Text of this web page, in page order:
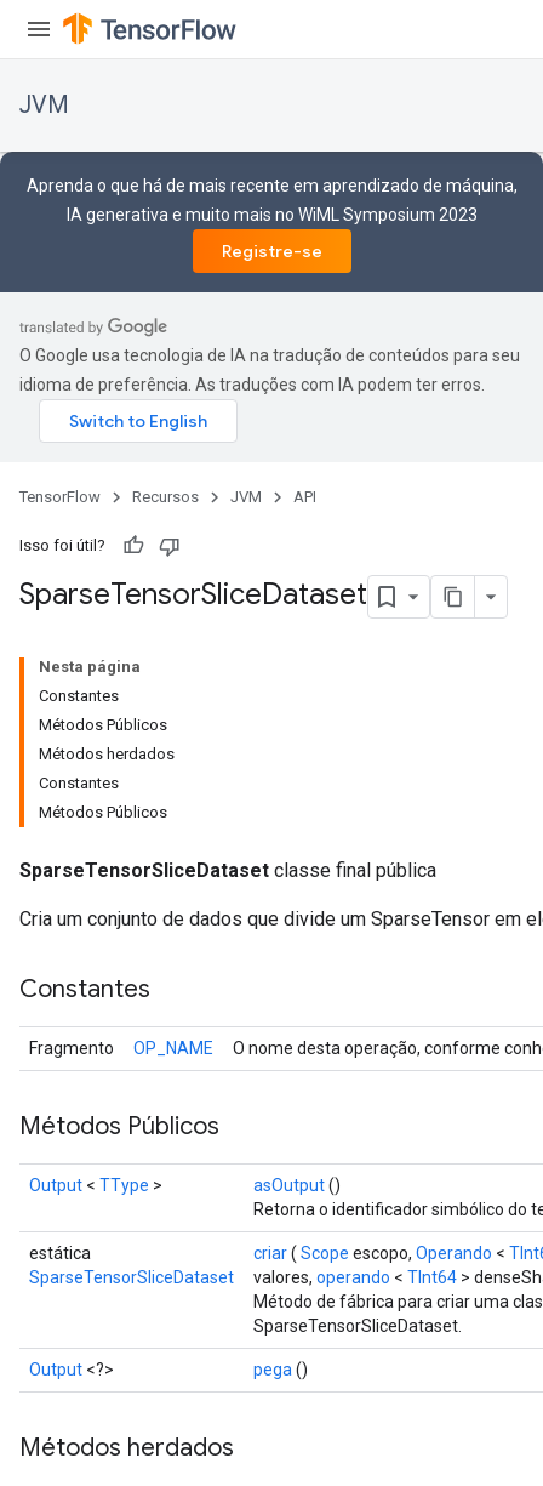
JVM
Aprenda o que há de mais recente em aprendizado de máquina,
IA generativa e muito mais no WiML Symposium 2023
Registre-se
O Google usa tecnologia de IA na tradução de conteúdos para seu
idioma de preferência. As traduções com IA podem ter erros.
TensorFlow Recursos JVM API
Isso foi útil?
SparseTensorSliceDataset
Nesta página
Constantes
Métodos Públicos
Métodos herdados
Constantes
Métodos Públicos
SparseTensorSliceDataset classe final pública
Cria um conjunto de dados que divide um SparseTensor em
Constantes
Fragmento OP_NAME O nome desta operação, conforme
Métodos Públicos
Output < TType > asOutput()
Retorna o identificador simbólico do
estática
SparseTensorSliceDataset
criar( Scope escopo, Operando <
valores, operando < TInt64 >
Método de fábrica para criar uma
SparseTensorSliceDataset.
Output <?> pega ()
Métodos herdados